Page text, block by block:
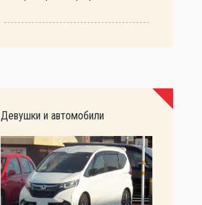
Девушки и автомобили